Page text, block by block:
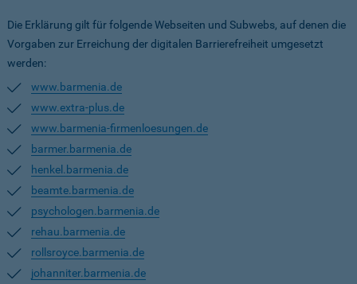
Die Erklärung gilt für folgende Webseiten und Subwebs, auf denen die
Vorgaben zur Erreichung der digitalen Barrierefreiheit umgesetzt
werden:
www.barmenia.de
www.extra-plus.de
www.barmenia-firmenloesungen.de
barmer.barmenia.de
henkel.barmenia.de
beamte.barmenia.de
psychologen.barmenia.de
rehau.barmenia.de
rollsroyce.barmenia.de
johanniter.barmenia.de